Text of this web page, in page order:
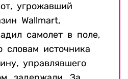
угрожавший
Wallmart,
самолет в поле,
словам источника
управлявшего